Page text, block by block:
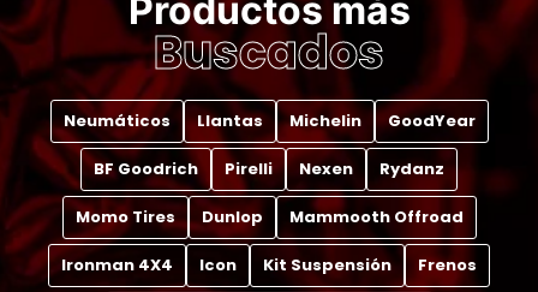
Productos más
Buscados
Neumáticos Llantas Michelin GoodYear
BF Goodrich Pirelli Nexen Rydanz
Momo Tires Dunlop Mammooth Offroad
Ironman 4X4 Icon Kit Suspensión Frenos